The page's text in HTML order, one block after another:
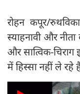
रोहन कपूर/
स्याहनावी और
और सात्विक-चिराग
में हिस्सा नहीं ले रहे